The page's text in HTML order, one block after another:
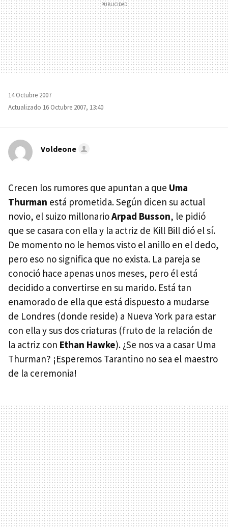
14 Octubre 2007
Actualizado 16 Octubre 2007, 13:40
Voldeone
Crecen los rumores que apuntan a que Uma
Thurman está prometida. Según dicen su actual
novio, el suizo millonarioArpad Busson, le pidió
que se casara con ella y la actriz de Kill Bill dió el sí.
De momento no le hemos visto el anillo en el dedo,
pero eso no significa que no exista. La pareja se
conoció hace apenas unos meses, pero él está
decidido a convertirse en su marido. Está tan
enamorado de ella que está dispuesto a mudarse
de Londres (donde reside) a Nueva York para estar
con ella y sus dos criaturas (fruto de la relación de
la actriz con Ethan Hawke). ¿Se nos va a casar Uma
Thurman? ¡Esperemos Tarantino no sea el maestro
de la ceremonia!